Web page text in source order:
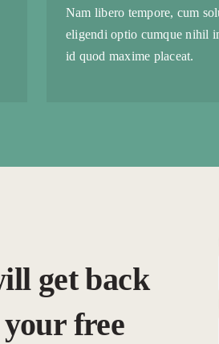
Nam libero tempore, cum
eligendi optio cumque nihil
id quod maxime placeat.
get back
free